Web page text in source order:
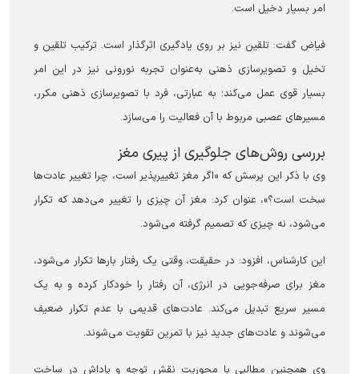
امر بسیار دخیل است.
فیاض گفت: تلقین نیز بر روی یادگیری اثرگذار است. ترکیب تلقین و
تخیل و تصویرسازی ذهنی به‌عنوان تجربه نورونی نیز در این امر
بسیار قوی عمل می‌کند؛ به عبارتی، فرد با تصویرسازی ذهنی مکرر،
مسیر‌های عصبی مربوط با آن فعالیت را می‌سازد.
بررسی روش‌های جلوگیری از پیری مغز
وی با ذکر این پرسش که «اگر مغز تغییرپذیر است، چرا تغییر عادت‌ها
سخت است؟»، عنوان کرد: مغز آن چیزی را تغییر می‌دهد که تکرار
می‌شود، نه چیزی که تصمیم گرفته می‌شود.
این کارشناس، افزود: در حقیقت، وقتی یک رفتار بار‌ها تکرار می‌شود،
مغز برای صرفه‌جویی در انرژی، آن رفتار را خودکار کرده و به یک
مسیر سریع تبدیل می‌کند. عادت‌های قدیمی با عدم تکرار ضعیف
می‌شوند و عادت‌های جدید نیز با تمرین تقویت می‌شوند.
وی همچنین مطالبی با محوریت نقش توجه و پاداش در ساخت